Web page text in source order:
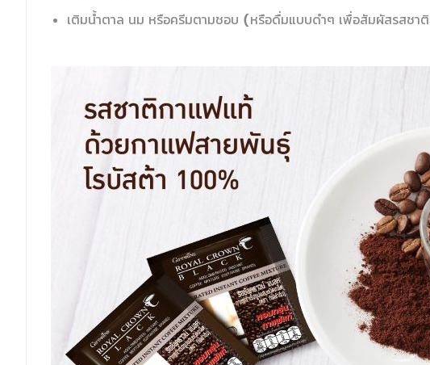
เติมน้ำตาล นม หรือครีมตามชอบ (หรือดื่มแบบดำๆ เพื่อสัมผัสรสชา